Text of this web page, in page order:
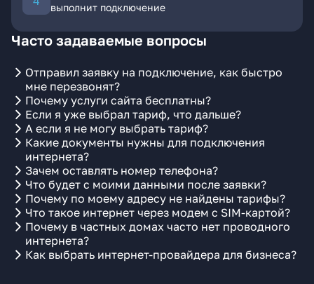
выполнит подключение
Часто задаваемые вопросы
Отправил заявку на подключение, как быстро
мне перезвонят?
Почему услуги сайта бесплатны?
Если я уже выбрал тариф, что дальше?
А если я не могу выбрать тариф?
Какие документы нужны для подключения
интернета?
Зачем оставлять номер телефона?
Что будет с моими данными после заявки?
Почему по моему адресу не найдены тарифы?
Что такое интернет через модем с SIM-картой?
Почему в частных домах часто нет проводного
интернета?
Как выбрать интернет-провайдера для бизнеса?